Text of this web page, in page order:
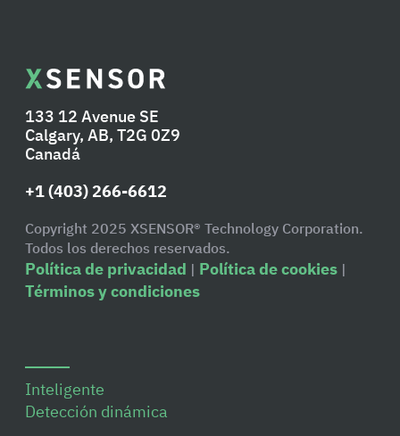
133 12 Avenue SE
Calgary, AB, T2G 0Z9
Canadá
+1 (403) 266-6612
Copyright 2025 XSENSOR® Technology Corporation.
Todos los derechos reservados.
Política de privacidad | Política de cookies |
Términos y condiciones
Inteligente
Detección dinámica